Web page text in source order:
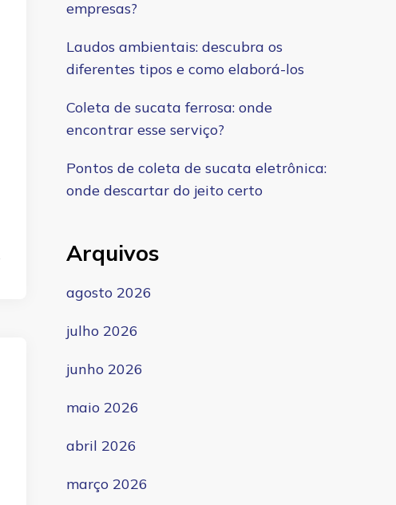
empresas?
Laudos ambientais: descubra os
diferentes tipos e como elaborá-los
Coleta de sucata ferrosa: onde
encontrar esse serviço?
Pontos de coleta de sucata eletrônica:
onde descartar do jeito certo
Arquivos
agosto 2026
julho 2026
junho 2026
maio 2026
abril 2026
março 2026